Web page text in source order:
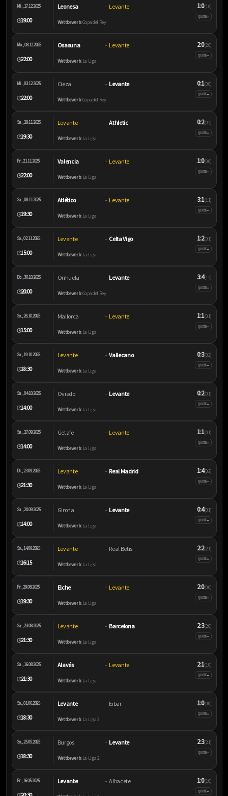
Mi., 17.12.2025
🕒19:00
Leonesa – Levante
Wettbewerb:Copa del Rey
1:0(1:0)
QUOTE–
Mo., 08.12.2025
🕒22:00
Osasuna – Levante
Wettbewerb:La Liga
2:0(2:0)
QUOTE–
Mi., 03.12.2025
🕒22:00
Cieza – Levante
Wettbewerb:Copa del Rey
0:1(0:0)
QUOTE–
Sa., 29.11.2025
🕒19:30
Levante – Athletic
Wettbewerb:La Liga
0:2(0:2)
QUOTE–
Fr., 21.11.2025
🕒22:00
Valencia – Levante
Wettbewerb:La Liga
1:0(0:0)
QUOTE–
Sa., 08.11.2025
🕒19:30
Atlético – Levante
Wettbewerb:La Liga
3:1(1:1)
QUOTE–
So., 02.11.2025
🕒15:00
Levante – Celta Vigo
Wettbewerb:La Liga
1:2(0:1)
QUOTE–
Do., 30.10.2025
🕒20:00
Orihuela – Levante
Wettbewerb:Copa del Rey
3:4(1:2)
QUOTE–
So., 26.10.2025
🕒15:00
Mallorca – Levante
Wettbewerb:La Liga
1:1(0:1)
QUOTE–
So., 19.10.2025
🕒18:30
Levante – Vallecano
Wettbewerb:La Liga
0:3(0:2)
QUOTE–
Sa., 04.10.2025
🕒14:00
Oviedo – Levante
Wettbewerb:La Liga
0:2(0:1)
QUOTE–
Sa., 27.09.2025
🕒14:00
Getafe – Levante
Wettbewerb:La Liga
1:1(0:1)
QUOTE–
Di., 23.09.2025
🕒21:30
Levante – Real Madrid
Wettbewerb:La Liga
1:4(0:2)
QUOTE–
Sa., 20.09.2025
🕒14:00
Girona – Levante
Wettbewerb:La Liga
0:4(0:1)
QUOTE–
So., 14.09.2025
🕒16:15
Levante – Real Betis
Wettbewerb:La Liga
2:2(2:1)
QUOTE–
Fr., 29.08.2025
🕒19:30
Elche – Levante
Wettbewerb:La Liga
2:0(0:0)
QUOTE–
Sa., 23.08.2025
🕒21:30
Levante – Barcelona
Wettbewerb:La Liga
2:3(2:0)
QUOTE–
Sa., 16.08.2025
🕒21:30
Alavés – Levante
Wettbewerb:La Liga
2:1(1:0)
QUOTE–
So., 01.06.2025
🕒18:30
Levante – Eibar
Wettbewerb:La Liga 2
1:0(0:0)
QUOTE–
So., 25.05.2025
🕒18:30
Burgos – Levante
Wettbewerb:La Liga 2
2:3(2:1)
QUOTE–
Fr., 16.05.2025 Levante – Albacete 1:0(1:0)
QUOTE–